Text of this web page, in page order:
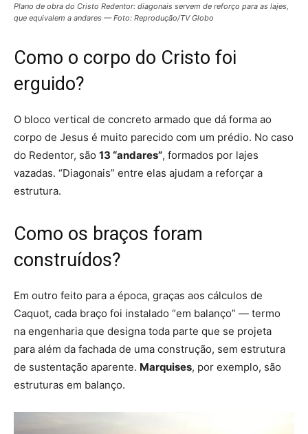
Plano de obra do Cristo Redentor: diagonais servem de reforço para as lajes,
que equivalem a andares — Foto: Reprodução/TV Globo
Como o corpo do Cristo foi
erguido?
O bloco vertical de concreto armado que dá forma ao
corpo de Jesus é muito parecido com um prédio. No caso
do Redentor, são 13 “andares”, formados por lajes
vazadas. “Diagonais” entre elas ajudam a reforçar a
estrutura.
Como os braços foram
construídos?
Em outro feito para a época, graças aos cálculos de
Caquot, cada braço foi instalado “em balanço” — termo
na engenharia que designa toda parte que se projeta
para além da fachada de uma construção, sem estrutura
de sustentação aparente. Marquises, por exemplo, são
estruturas em balanço.